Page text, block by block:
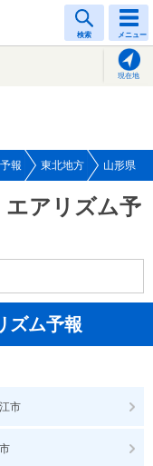
検索 メニュー
現在地
報 東北地方 山形県
エアリズム予
ズム予報
市